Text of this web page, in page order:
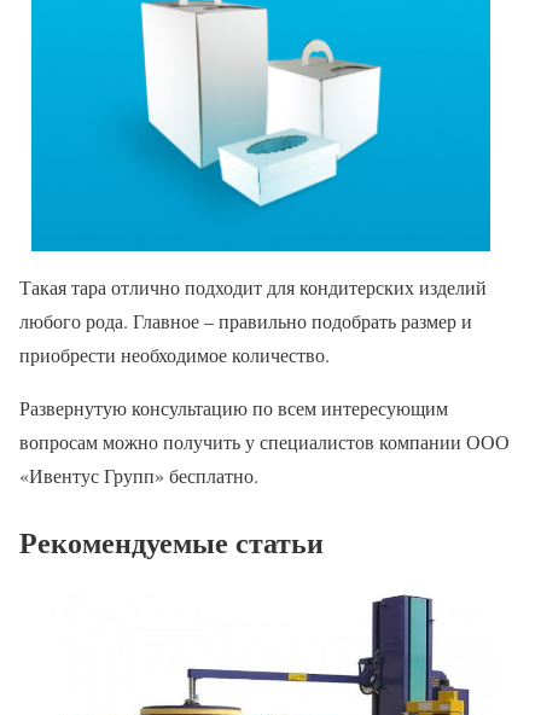
Такая тара отлично подходит для кондитерских изделий
любого рода. Главное – правильно подобрать размер и
приобрести необходимое количество.
Развернутую консультацию по всем интересующим
вопросам можно получить у специалистов компании ООО
«Ивентус Групп» бесплатно.
Рекомендуемые статьи